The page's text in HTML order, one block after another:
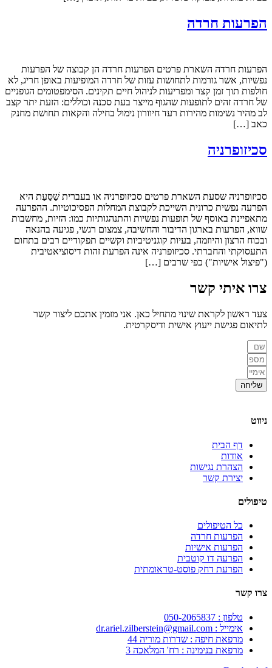
הפרעות חרדה
הפרעות חרדה השארת פרטים הפרעות חרדה הן קבוצה של הפרעות
נפשיות, אשר גורמות לתחושות עזות של חרדה המופיעות באופן חריג, לא
חולפות תוך זמן קצר ומפריעות לניהול חיים תקינים. הסימפטומים הגופניים
של חרדה זהים לתופעות שהגוף מייצר בעת סכנה וכוללים: הזעת יתר קצב
לב מהיר נשימות מהירות רעד חיוורון נימול בחילה והקאות תחושת מחנק
כאב […]
סכיזופרניה
סכיזופרניה שסעת השארת פרטים סכיזופרניה או בעברית שַׁסַּעַת היא
הפרעה נפשית כרונית השייכת לקבוצת המחלות הפסיכוטיות. ההפרעה
מתאפיינת באוסף של תופעות נפשיות והתנהגותיות כמו: הזיות, מחשבות
שווא, הפרעות בארגון הדיבור והחשיבה, צמצום רגשי, פגיעה בהנאה
ובכוח הרצון והיוזמה, בעיות קוגניטיביות וקשיים תפקודיים רבים בתחום
התעסוקתי והחברתי. סכיזופרניה אינה הפרעת זהות דיסוציאטיבית
("פיצול אישיות") כפי שרבים […]
צרו איתי קשר
צעד ראשון לקראת שינוי מתחיל כאן. אני מזמין אתכם ליצור קשר
לתיאום פגישת ייעוץ אישית ודיסקרטית.
שליחה
ניווט
דף הבית
אודות
הצהרת נגישות
יצירת קשר
טיפולים
כל הטיפולים
הפרעות חרדה
הפרעות אישיות
הפרעה דו קוטבית
הפרעת דחק פוסט-טראומתית
צרו קשר
טלפון : 050-2065837⁩
אימייל : dr.ariel.zilberstein@gmail.com
מרפאת חיפה : שדרות מוריה 44
מרפאת בנימינה : רח' המלאכה 3